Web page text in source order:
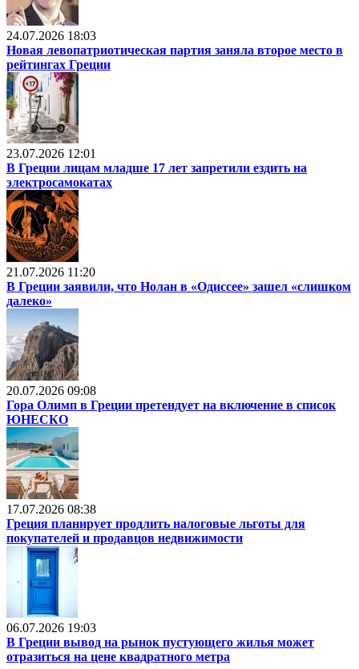
24.07.2026 18:03
Новая левопатриотическая партия заняла второе место в
рейтингах Греции
23.07.2026 12:01
В Греции лицам младше 17 лет запретили ездить на
электросамокатах
21.07.2026 11:20
В Греции заявили, что Нолан в «Одиссее» зашел «слишком
далеко»
20.07.2026 09:08
Гора Олимп в Греции претендует на включение в список
ЮНЕСКО
17.07.2026 08:38
Греция планирует продлить налоговые льготы для
покупателей и продавцов недвижимости
06.07.2026 19:03
В Греции вывод на рынок пустующего жилья может
отразиться на цене квадратного метра